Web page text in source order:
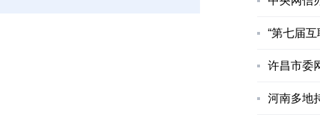
“第七届
许昌市委
河南多地